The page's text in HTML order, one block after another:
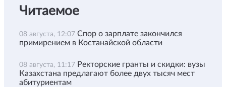
Читаемое
08 августа, 12:07 Спор о зарплате закончился
примирением в Костанайской области
08 августа, 11:17 Ректорские гранты и скидки: вузы
Казахстана предлагают более двух тысяч мест
абитуриентам